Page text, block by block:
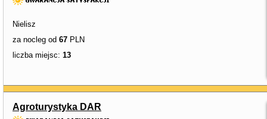
Nielisz
za nocleg od 67 PLN
liczba miejsc: 13
Agroturystyka DAR